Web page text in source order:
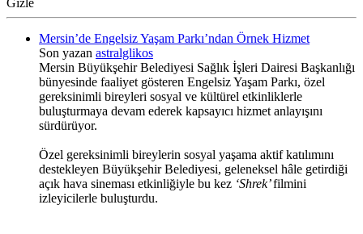
Gizle
Mersin’de Engelsiz Yaşam Parkı’ndan Örnek Hizmet
Son yazan astralglikos
Mersin Büyükşehir Belediyesi Sağlık İşleri Dairesi Başkanlığı
bünyesinde faaliyet gösteren Engelsiz Yaşam Parkı, özel
gereksinimli bireyleri sosyal ve kültürel etkinliklerle
buluşturmaya devam ederek kapsayıcı hizmet anlayışını
sürdürüyor.
Özel gereksinimli bireylerin sosyal yaşama aktif katılımını
destekleyen Büyükşehir Belediyesi, geleneksel hâle getirdiği
açık hava sineması etkinliğiyle bu kez ‘Shrek’filmini
izleyicilerle buluşturdu.